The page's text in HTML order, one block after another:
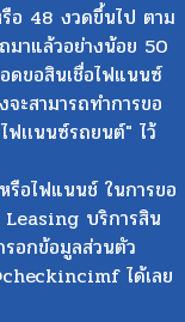
อ 48 งวดขึ้นไป ตาม
มาแล้วอย่างน้อย 50
ดขอสินเชื่อไฟแนนซ์
ะสามารถทำการขอ
เเนนซ์รถยนต์" ไว้
อไฟแนนช์ ในการขอ
บริการสิน
อกข้อมูลส่วนตัว
ได้เลย